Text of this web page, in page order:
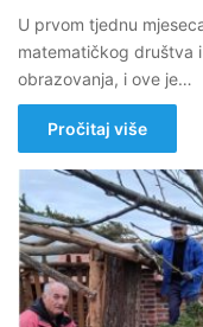
U prvom tjednu
matematičkog društva
obrazovanja, i ove je…
Pročitaj više